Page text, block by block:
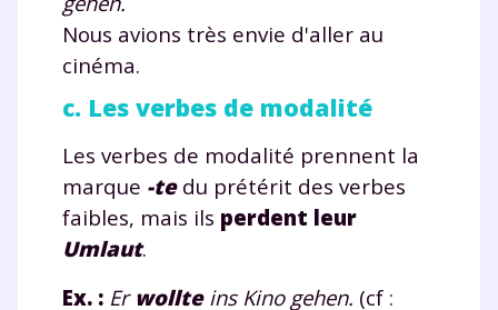
Nous avions très envie d'aller au
cinéma.
c. Les verbes de modalité
Les verbes de modalité prennent la
marque -tedu prétérit des verbes
faibles, mais ils perdent leur
Umlaut.
Ex. : Er wollteins Kino gehen. (cf :